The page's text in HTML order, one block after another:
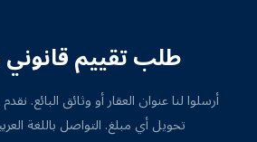
طلب تقييم
أرسلوا لنا عنوان العقار أو وثائق البائع.
تحويل أي مبلغ. التواصل باللغة